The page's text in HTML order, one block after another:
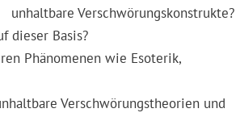
unhaltbare Verschwörungskonstrukte?
dieser Basis?
Phänomenen wie Esoterik,
Verschwörungstheorien und